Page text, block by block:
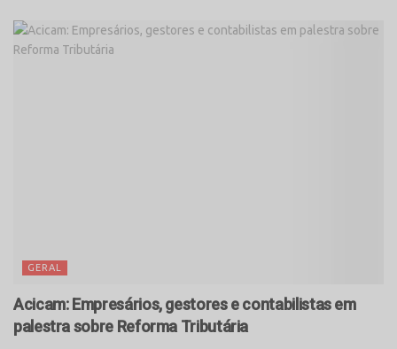
GERAL
Acicam: Empresários, gestores e contabilistas em
palestra sobre Reforma Tributária